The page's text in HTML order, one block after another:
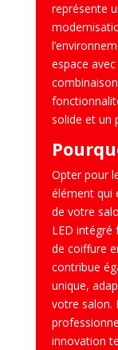
représente
espace
solide et un
Opter pour
élément qui
de votre
LED intégré
de coiffure
contribue
unique,
votre salon.
innovation